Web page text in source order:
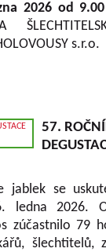
2026 od
s.r.o.
57.
jablek se
ledna 2026.
zúčastnilo 79
šlechtitelů,